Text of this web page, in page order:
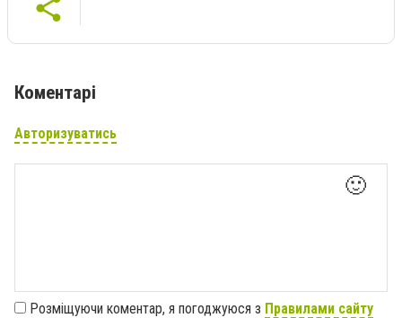
Коментарі
Авторизуватись
🙂
Розміщуючи коментар, я погоджуюся з Правилами сайту